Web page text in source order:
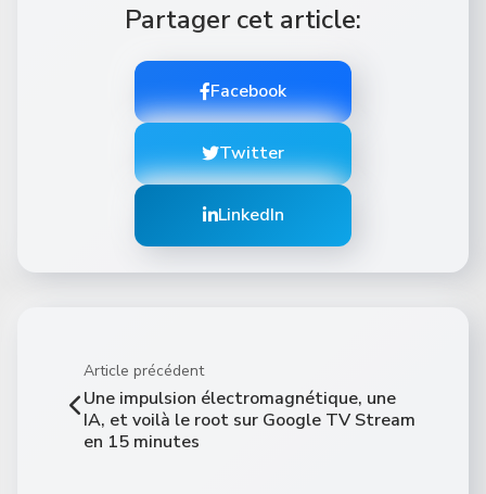
Partager cet article:
Facebook
Twitter
LinkedIn
Article précédent
Une impulsion électromagnétique, une
IA, et voilà le root sur Google TV Stream
en 15 minutes